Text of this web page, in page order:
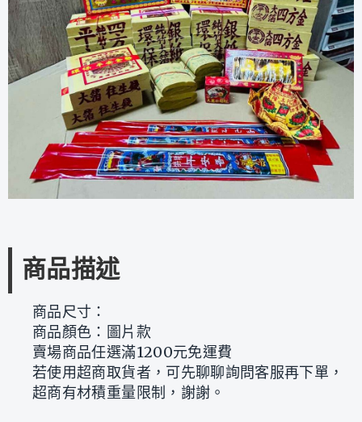
商品描述
商品尺寸：
商品顏色：圖片款
賣場商品任選滿1200元免運費
若使用超商取貨者，可先聊聊詢問客服再下單，
超商有材積重量限制，謝謝。